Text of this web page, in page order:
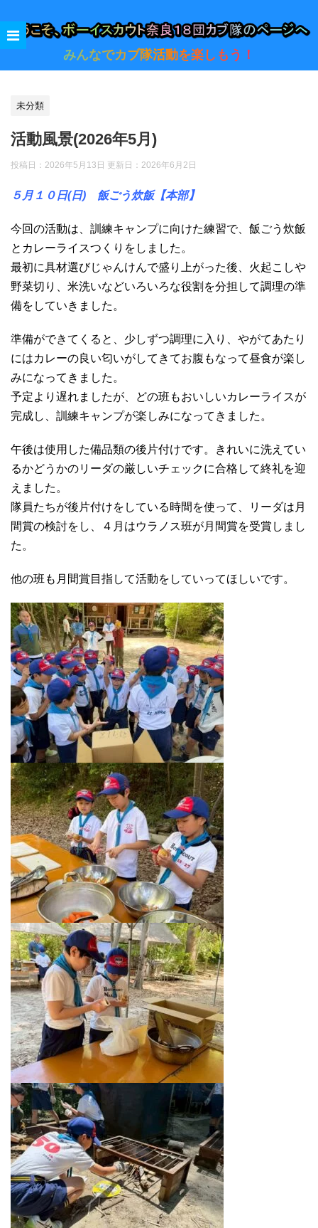
みんなでカブ隊活動を楽しもう！
未分類
活動風景(2026年5月)
投稿日：2026年5月13日 更新日： 2026年6月2日
５月１０日(日) 飯ごう炊飯【本部】
今回の活動は、訓練キャンプに向けた練習で、飯ごう炊飯
とカレーライスつくりをしました。
最初に具材選びじゃんけんで盛り上がった後、火起こしや
野菜切り、米洗いなどいろいろな役割を分担して調理の準
備をしていきました。
準備ができてくると、少しずつ調理に入り、やがてあたり
にはカレーの良い匂いがしてきてお腹もなって昼食が楽し
みになってきました。
予定より遅れましたが、どの班もおいしいカレーライスが
完成し、訓練キャンプが楽しみになってきました。
午後は使用した備品類の後片付けです。きれいに洗えてい
るかどうかのリーダの厳しいチェックに合格して終礼を迎
えました。
隊員たちが後片付けをしている時間を使って、リーダは月
間賞の検討をし、４月はウラノス班が月間賞を受賞しまし
た。
他の班も月間賞目指して活動をしていってほしいです。